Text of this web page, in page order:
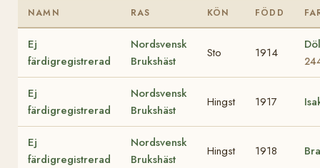
NAMN RAS KÖN FÖDD
Ej
färdigregistrerad
Nordsvensk
Brukshäst
Sto 1914
Ej
färdigregistrerad
Nordsvensk
Brukshäst
Hingst 1917
Ej
färdigregistrerad
Nordsvensk
Brukshäst
Hingst 1918